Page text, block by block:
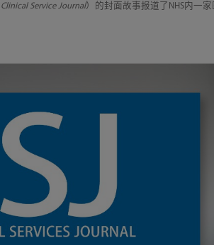
Clinical Service Journal）的封面故事报道了NHS内一